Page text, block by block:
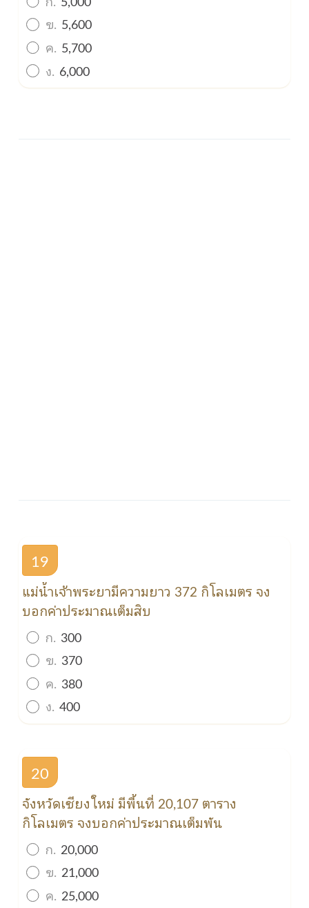
ข. 5,600
ค. 5,700
ง. 6,000
19
แม่น้ำเจ้าพระยามีความยาว 372 กิโลเมตร จง
บอกค่าประมาณเต็มสิบ
ก. 300
ข. 370
ค. 380
ง. 400
20
จังหวัดเชียงใหม่ มีพื้นที่ 20,107 ตาราง
กิโลเมตร จงบอกค่าประมาณเต็มพัน
ก. 20,000
ข. 21,000
ค. 25,000